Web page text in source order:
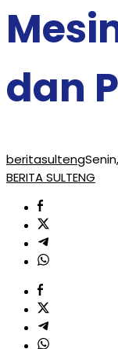
dan
beritasulteng
BERITA SULTENG